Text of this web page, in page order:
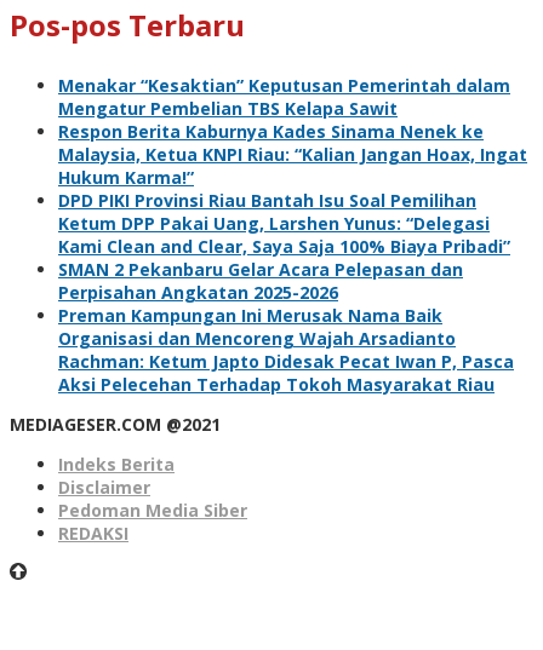
Pos-pos Terbaru
Menakar “Kesaktian” Keputusan Pemerintah dalam
Mengatur Pembelian TBS Kelapa Sawit
Respon Berita Kaburnya Kades Sinama Nenek ke
Malaysia, Ketua KNPI Riau: “Kalian Jangan Hoax, Ingat
Hukum Karma!”
DPD PIKI Provinsi Riau Bantah Isu Soal Pemilihan
Ketum DPP Pakai Uang, Larshen Yunus: “Delegasi
Kami Clean and Clear, Saya Saja 100% Biaya Pribadi”
SMAN 2 Pekanbaru Gelar Acara Pelepasan dan
Perpisahan Angkatan 2025-2026
Preman Kampungan Ini Merusak Nama Baik
Organisasi dan Mencoreng Wajah Arsadianto
Rachman: Ketum Japto Didesak Pecat Iwan P, Pasca
Aksi Pelecehan Terhadap Tokoh Masyarakat Riau
MEDIAGESER.COM @2021
Indeks Berita
Disclaimer
Pedoman Media Siber
REDAKSI